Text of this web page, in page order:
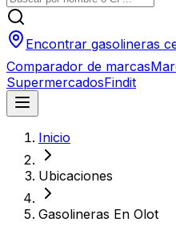
Encontrar gasolineras
Comparador de marcas
SupermercadosFindit
Inicio
Ubicaciones
Gasolineras En Olot